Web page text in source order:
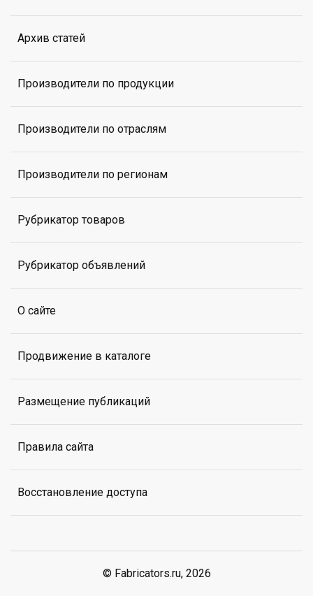
Архив статей
Производители по продукции
Производители по отраслям
Производители по регионам
Рубрикатор товаров
Рубрикатор объявлений
О сайте
Продвижение в каталоге
Размещение публикаций
Правила сайта
Восстановление доступа
© Fabricators.ru, 2026